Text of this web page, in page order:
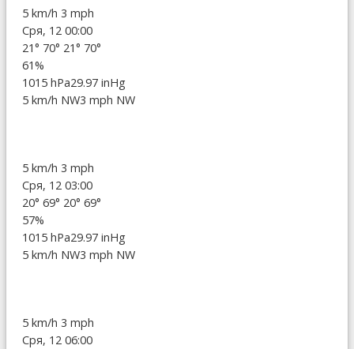
5 km/h 3 mph
Сря, 12 00:00
21° 70° 21° 70°
61%
1015 hPa29.97 inHg
5 km/h NW3 mph NW
5 km/h 3 mph
Сря, 12 03:00
20° 69° 20° 69°
57%
1015 hPa29.97 inHg
5 km/h NW3 mph NW
5 km/h 3 mph
Сря, 12 06:00